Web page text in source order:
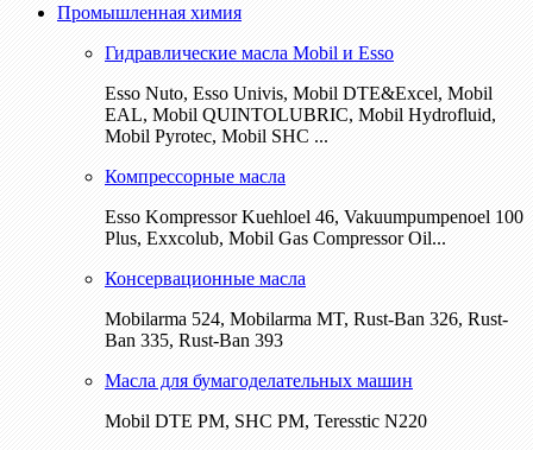
Промышленная химия
Гидравлические масла Mobil и Esso
Esso Nuto, Esso Univis, Mobil DTE&Excel, Mobil
EAL, Mobil QUINTOLUBRIC, Mobil Hydrofluid,
Mobil Pyrotec, Mobil SHC ...
Компрессорные масла
Esso Kompressor Kuehloel 46, Vakuumpumpenoel 100
Plus, Exxcolub, Mobil Gas Compressor Oil...
Консервационные масла
Mobilarma 524, Mobilarma MT, Rust-Ban 326, Rust-
Ban 335, Rust-Ban 393
Масла для бумагоделательных машин
Mobil DTE РМ, SHC PM, Teresstic N220